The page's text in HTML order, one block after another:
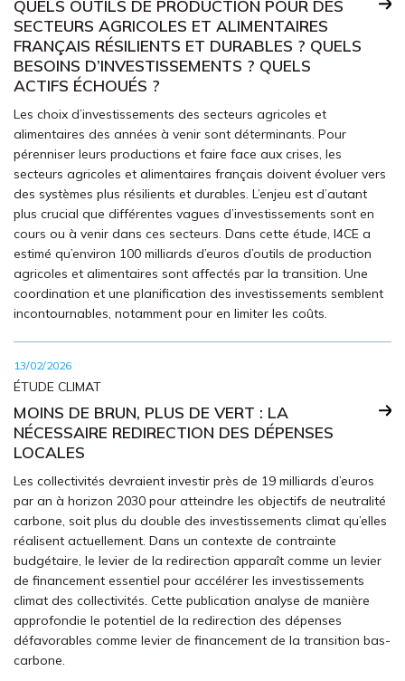
QUELS OUTILS DE PRODUCTION POUR DES
SECTEURS AGRICOLES ET ALIMENTAIRES
FRANÇAIS RÉSILIENTS ET DURABLES ? QUELS
BESOINS D’INVESTISSEMENTS ? QUELS
ACTIFS ÉCHOUÉS ?
Les choix d’investissements des secteurs agricoles et
alimentaires des années à venir sont déterminants. Pour
pérenniser leurs productions et faire face aux crises, les
secteurs agricoles et alimentaires français doivent évoluer vers
des systèmes plus résilients et durables. L’enjeu est d’autant
plus crucial que différentes vagues d’investissements sont en
cours ou à venir dans ces secteurs. Dans cette étude, I4CE a
estimé qu’environ 100 milliards d’euros d’outils de production
agricoles et alimentaires sont affectés par la transition. Une
coordination et une planification des investissements semblent
incontournables, notamment pour en limiter les coûts.
13/02/2026
ÉTUDE CLIMAT
MOINS DE BRUN, PLUS DE VERT : LA
NÉCESSAIRE REDIRECTION DES DÉPENSES
LOCALES
Les collectivités devraient investir près de 19 milliards d’euros
par an à horizon 2030 pour atteindre les objectifs de neutralité
carbone, soit plus du double des investissements climat qu’elles
réalisent actuellement. Dans un contexte de contrainte
budgétaire, le levier de la redirection apparaît comme un levier
de financement essentiel pour accélérer les investissements
climat des collectivités. Cette publication analyse de manière
approfondie le potentiel de la redirection des dépenses
défavorables comme levier de financement de la transition bas-
carbone.